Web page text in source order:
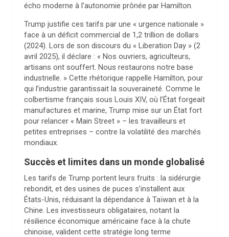
écho moderne à l’autonomie prônée par Hamilton.
Trump justifie ces tarifs par une « urgence nationale »
face à un déficit commercial de 1,2 trillion de dollars
(2024). Lors de son discours du « Liberation Day » (2
avril 2025), il déclare : « Nos ouvriers, agriculteurs,
artisans ont souffert. Nous restaurons notre base
industrielle. » Cette rhétorique rappelle Hamilton, pour
qui l’industrie garantissait la souveraineté. Comme le
colbertisme français sous Louis XIV, où l’État forgeait
manufactures et marine, Trump mise sur un État fort
pour relancer « Main Street » – les travailleurs et
petites entreprises – contre la volatilité des marchés
mondiaux.
Succès et limites dans un monde globalisé
Les tarifs de Trump portent leurs fruits : la sidérurgie
rebondit, et des usines de puces s’installent aux
États-Unis, réduisant la dépendance à Taïwan et à la
Chine. Les investisseurs obligataires, notant la
résilience économique américaine face à la chute
chinoise, valident cette stratégie long terme